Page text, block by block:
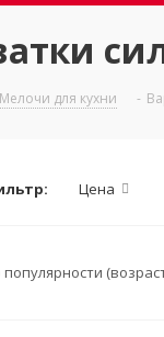
Мелочи для кухни -
Цена